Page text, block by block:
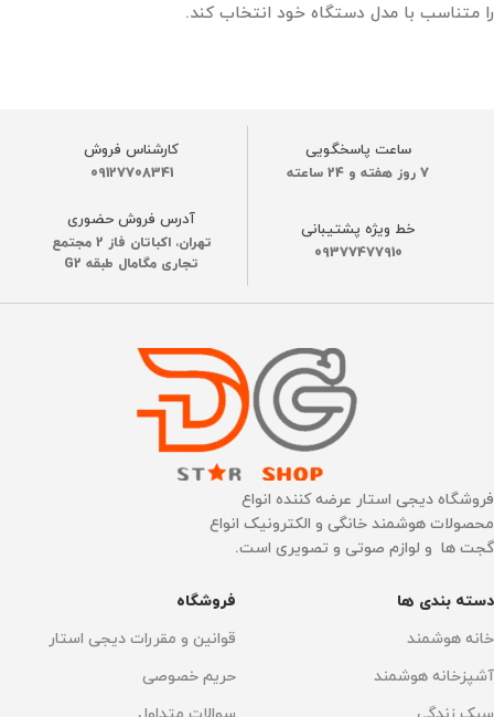
را متناسب با مدل دستگاه خود انتخاب کند.
ساعت پاسخگویی
7 روز هفته و 24 ساعته
کارشناس فروش
09127708341
خط ویژه پشتیبانی
09377477910
آدرس فروش حضوری
تهران، اکباتان فاز 2 مجتمع
تجاری مگامال طبقه G2
فروشگاه دیجی استار عرضه کننده انواع
محصولات هوشمند خانگی و الکترونیک انواع
گجت ها و لوازم صوتی و تصویری است.
دسته بندی ها
خانه هوشمند
آشپزخانه هوشمند
فروشگاه
قوانین و مقررات دیجی استار
حریم خصوصی